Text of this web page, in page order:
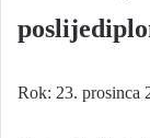
Rok: 23. prosinca